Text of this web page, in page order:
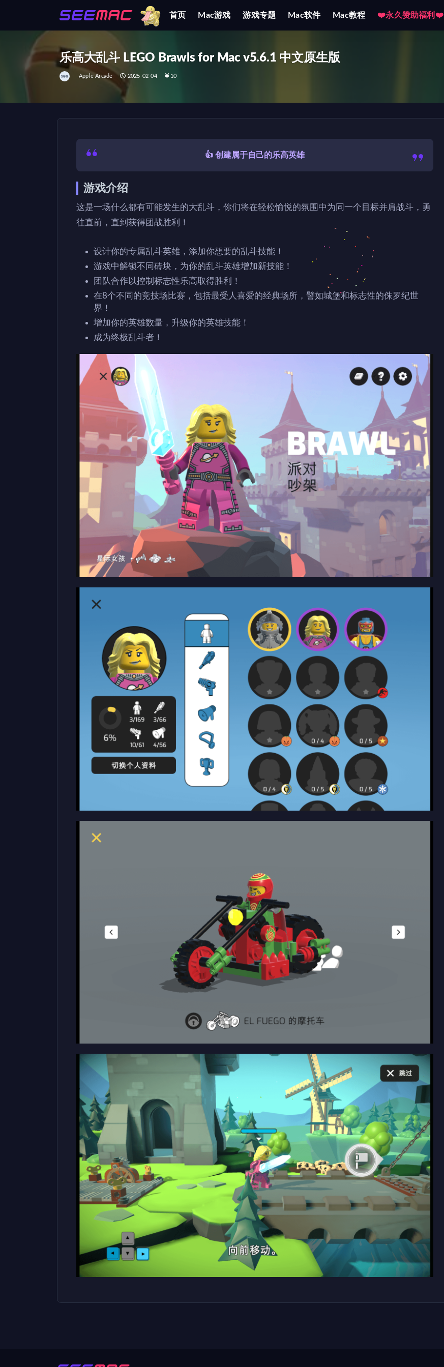
首页 Mac游戏 游戏专题 Mac软件 Mac教程 ❤️永久赞助福利❤️
乐高大乱斗 LEGO Brawls for Mac v5.6.1 中文原生版
Apple Arcade 2025-02-04 10
👍 创建属于自己的乐高英雄
游戏介绍
这是一场什么都有可能发生的大乱斗，你们将在轻松愉悦的氛围中为同一个目标并肩战斗，勇
往直前，直到获得团战胜利！
设计你的专属乱斗英雄，添加你想要的乱斗技能！
游戏中解锁不同砖块，为你的乱斗英雄增加新技能！
团队合作以控制标志性乐高取得胜利！
在8个不同的竞技场比赛，包括最受人喜爱的经典场所，譬如城堡和标志性的侏罗纪世
界！
增加你的英雄数量，升级你的英雄技能！
成为终极乱斗者！